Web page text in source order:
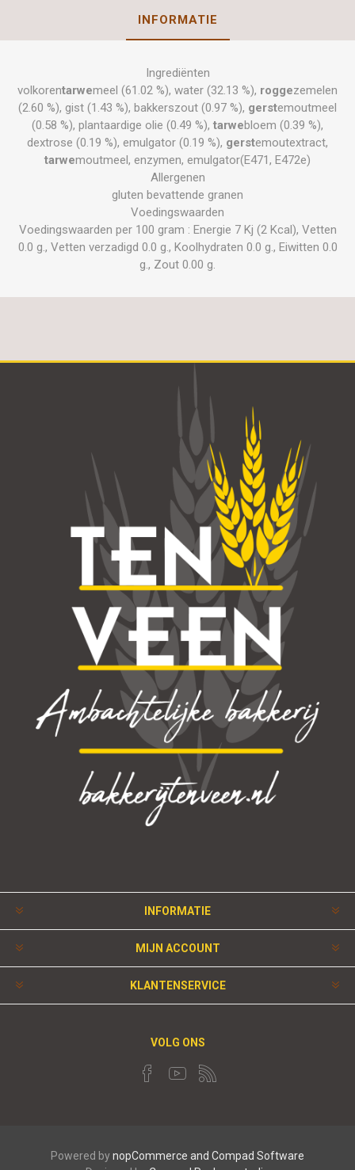
INFORMATIE
Ingrediënten
volkorentarwemeel (61.02 %), water (32.13 %), roggezemelen
(2.60 %), gist (1.43 %), bakkerszout (0.97 %), gerstemoutmeel
(0.58 %), plantaardige olie (0.49 %), tarwebloem (0.39 %),
dextrose (0.19 %), emulgator (0.19 %), gerstemoutextract,
tarwemoutmeel, enzymen, emulgator(E471, E472e)
Allergenen
gluten bevattende granen
Voedingswaarden
Voedingswaarden per 100 gram : Energie 7 Kj (2 Kcal), Vetten
0.0 g., Vetten verzadigd 0.0 g., Koolhydraten 0.0 g., Eiwitten 0.0
g., Zout 0.00 g.
INFORMATIE
MIJN ACCOUNT
KLANTENSERVICE
VOLG ONS
Powered bynopCommerce and Compad Software